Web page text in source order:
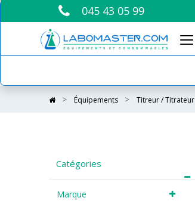
045 43 05 99
Équipements Titreur / Titrateur
Catégories
Marque